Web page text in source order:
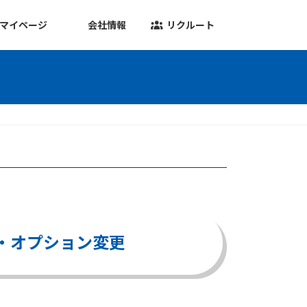
イページ 会社情報 リクルート
オプション変更